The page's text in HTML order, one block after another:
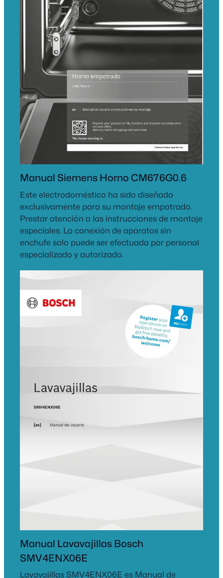
Manual Siemens Horno CM676G0.6
Este electrodoméstico ha sido diseñado
exclusivamente para su montaje empotrado.
Prestar atención a las instrucciones de montaje
especiales. La conexión de aparatos sin
enchufe solo puede ser efectuada por personal
especializado y autorizado.
Manual Lavavajillas Bosch
SMV4ENX06E
Lavavajillas SMV4ENX06E es Manual de